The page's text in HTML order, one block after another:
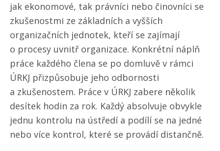
jak ekonomové, tak právníci nebo činovníci se
zkušenostmi ze základních a vyšších
organizačních jednotek, kteří se zajímají
o procesy uvnitř organizace. Konkrétní náplň
práce každého člena se po domluvě v rámci
ÚRKJ přizpůsobuje jeho odbornosti
a zkušenostem. Práce v ÚRKJ zabere několik
desítek hodin za rok. Každý absolvuje obvykle
jednu kontrolu na ústředí a podílí se na jedné
nebo více kontrol, které se provádí distančně.